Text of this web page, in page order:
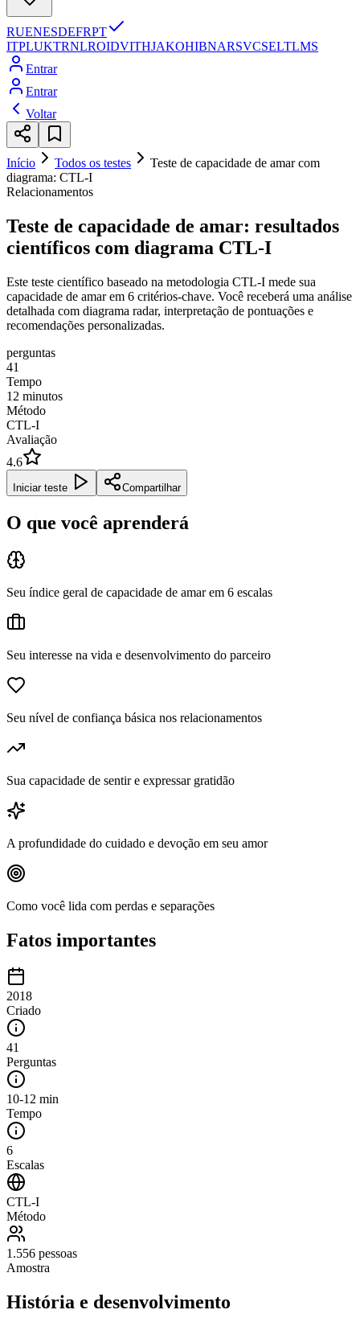
RUENESDEFRPT
ITPLUKTRNLROIDVITHJAKOHIBNARSVCSELTLMS
Entrar
Entrar
Voltar
Início Todos os testes
Teste de capacidade de amar com
diagrama: CTL-I
Relacionamentos
Teste de capacidade de amar: resultados
científicos com diagrama CTL-I
Este teste científico baseado na metodologia CTL-I mede sua
capacidade de amar em 6 critérios-chave. Você receberá uma análise
detalhada com diagrama radar, interpretação de pontuações e
recomendações personalizadas.
perguntas
41
Tempo
12 minutos
Método
CTL-I
Avaliação
4.6
Iniciar teste Compartilhar
O que você aprenderá
Seu índice geral de capacidade de amar em 6 escalas
Seu interesse na vida e desenvolvimento do parceiro
Seu nível de confiança básica nos relacionamentos
Sua capacidade de sentir e expressar gratidão
A profundidade do cuidado e devoção em seu amor
Como você lida com perdas e separações
Fatos importantes
2018
Criado
41
Perguntas
10-12 min
Tempo
6
Escalas
CTL-I
Método
1.556 pessoas
Amostra
História e desenvolvimento